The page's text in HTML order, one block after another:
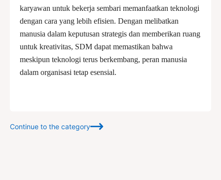
karyawan untuk bekerja sembari memanfaatkan teknologi
dengan cara yang lebih efisien. Dengan melibatkan
manusia dalam keputusan strategis dan memberikan ruang
untuk kreativitas, SDM dapat memastikan bahwa
meskipun teknologi terus berkembang, peran manusia
dalam organisasi tetap esensial.
Continue to the category